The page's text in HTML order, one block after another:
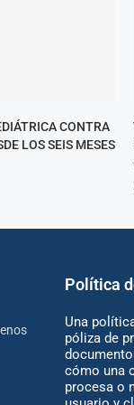
CONTRA
LOS SEIS MESES
Política
Una
póliza de
cómo una
procesa o